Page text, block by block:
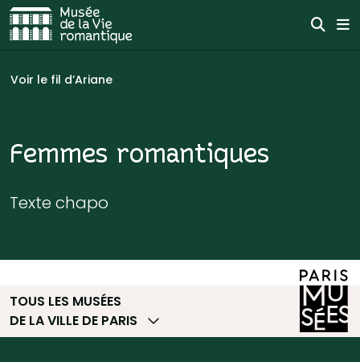
Aller au contenu
Vous êtes ici :
Voir le fil d’Ariane
Femmes romantiques
Texte chapo
TOUS LES MUSÉES
DE LA VILLE DE PARIS